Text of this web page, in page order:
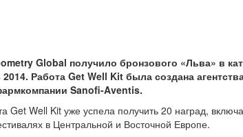
Global получило бронзового «Льва» в
Работа Get Well Kit была создана
Sanofi-Aventis.
Get Well Kit уже успела получить 20 наград,
в Центральной и Восточной Европе.